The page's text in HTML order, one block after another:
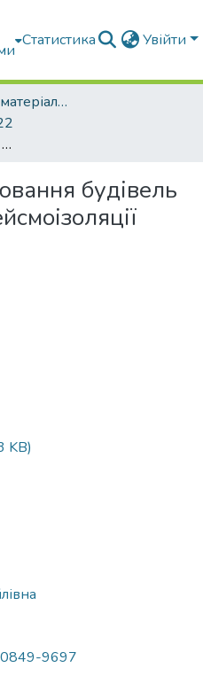
Статистика Увійти
Конференції та матеріали конференцій
Чисельне моделювання будівель з урахуванням сейсмоізоляції
будівель
KB)
9697